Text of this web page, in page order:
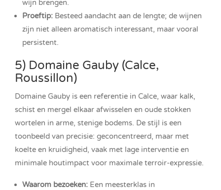
wijn brengen.
Proeftip: Besteed aandacht aan de lengte; de wijnen
zijn niet alleen aromatisch interessant, maar vooral
persistent.
5) Domaine Gauby (Calce,
Roussillon)
Domaine Gauby is een referentie in Calce, waar kalk,
schist en mergel elkaar afwisselen en oude stokken
wortelen in arme, stenige bodems. De stijl is een
toonbeeld van precisie: geconcentreerd, maar met
koelte en kruidigheid, vaak met lage interventie en
minimale houtimpact voor maximale terroir-expressie.
Waarom bezoeken: Een meesterklas in